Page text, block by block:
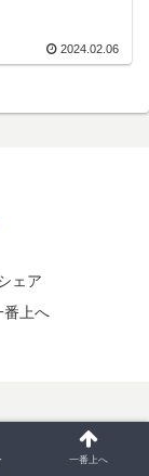
2024.02.06
ェア
番上へ
一番上へ